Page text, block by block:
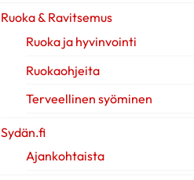
Ruoka & Ravitsemus
Ruoka ja hyvinvointi
Ruokaohjeita
Terveellinen syöminen
Sydän.fi
Ajankohtaista